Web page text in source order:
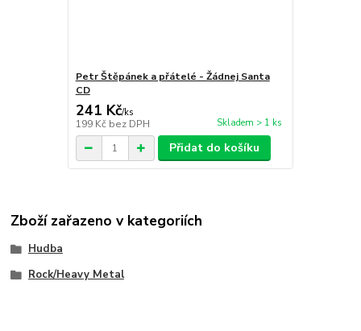
Petr Štěpánek a přátelé - Žádnej Santa
CD
241 Kč/ks
199 Kč bez DPH Skladem > 1 ks
Přidat do košíku
Zboží zařazeno v kategoriích
Hudba
Rock/Heavy Metal